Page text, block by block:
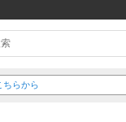
ちらから